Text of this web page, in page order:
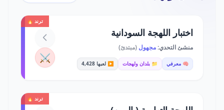
ترند 🔥
اختبار اللهجة السودانية
منشئ التحدي:مجهول (مبتدئ)
🧠 معرفي 📁 بلدان ولهجات ▶️ لعبها 4,428 ⚔️
ترند 🔥